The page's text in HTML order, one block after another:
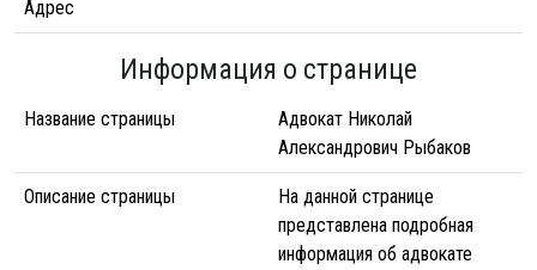
Адрес
Информация о странице
Название страницы
Адвокат Николай
Александрович Рыбаков
Описание страницы
На данной странице
представлена подробная
информация об адвокате